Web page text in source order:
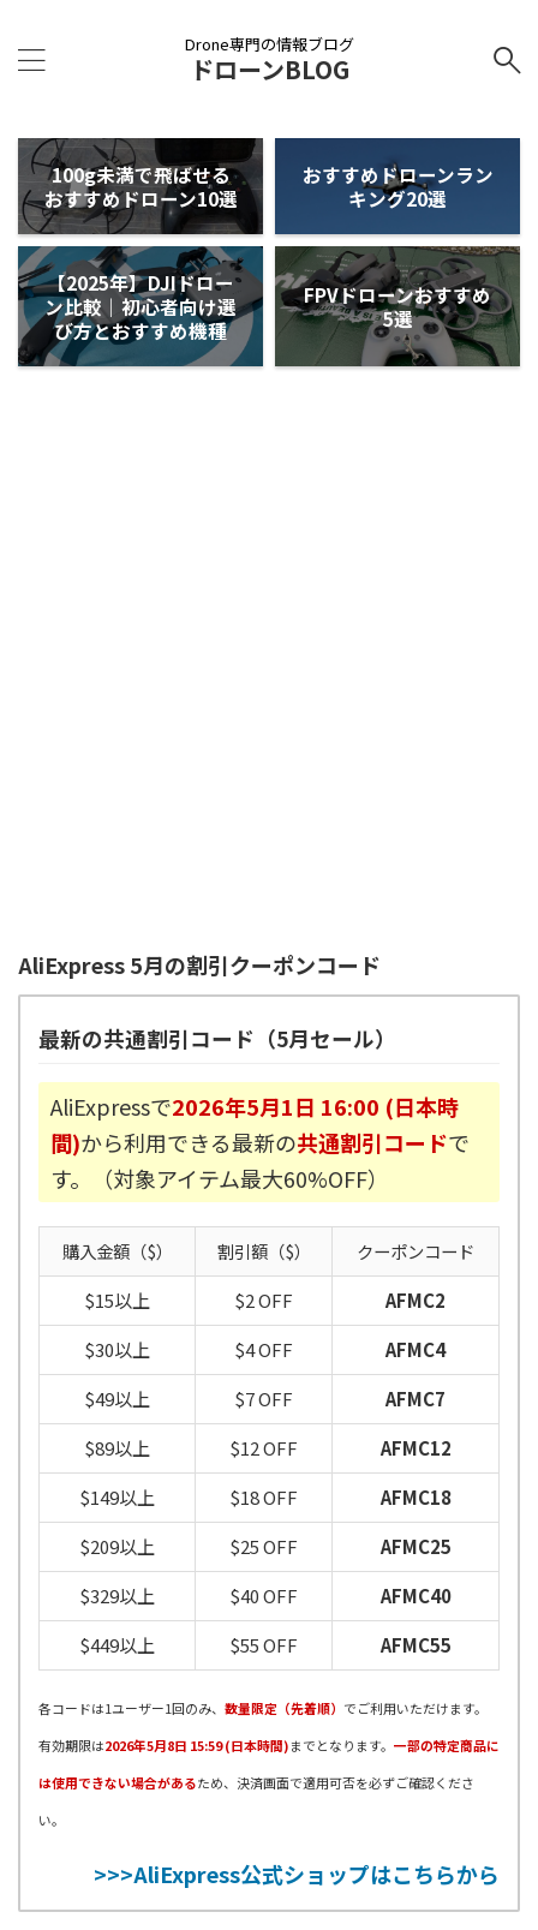
Drone専門の情報ブログ
ドローンBLOG
100g未満で飛ばせる
おすすめドローン10選
おすすめドローンラン
キング20選
【2025年】DJIドロー
ン比較｜初心者向け選
び方とおすすめ機種
FPVドローンおすすめ
5選
AliExpress 5月の割引クーポンコード
最新の共通割引コード（5月セール）
AliExpressで2026年5月1日 16:00 (日本時
間)から利用できる最新の共通割引コードで
す。（対象アイテム最大60%OFF）
購入金額（$） 割引額（$）
クーポンコード
$15以上
$2 OFF
AFMC2
$30以上
$4 OFF
AFMC4
$49以上
$7 OFF
AFMC7
$89以上
$12 OFF
AFMC12
$149以上
$18 OFF
AFMC18
$209以上
$25 OFF
AFMC25
$329以上
$40 OFF
AFMC40
$449以上
$55 OFF AFMC55
各コードは1ユーザー1回のみ、 数量限定（先着順） でご利用いただけます。
有効期限は2026年5月8日 15:59 (日本時間)までとなります。 一部の特定商品に
は使用できない場合があるため、決済画面で適用可否を必ずご確認くださ
い。
>>>AliExpress公式ショップはこちらから